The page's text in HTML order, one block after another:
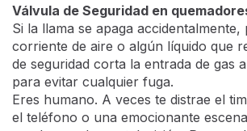
El producto viene de serie preparado
Butano, pero contiene los accesorios
la instalación a Gas Natural.
Soportes de hierro forjado
Patrocinador oficial de... los amantes
A los amantes del café no les gusta